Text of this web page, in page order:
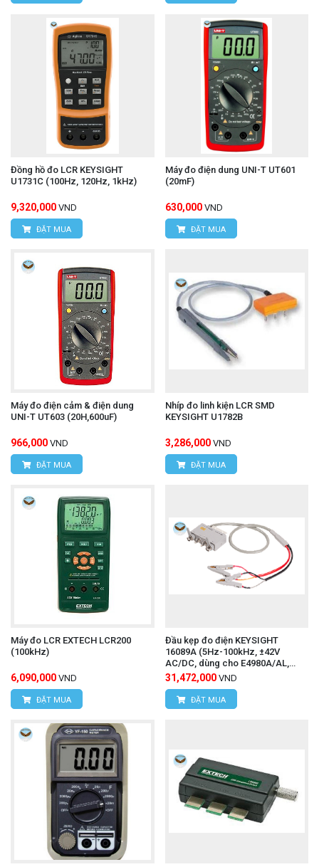
Đồng hồ đo LCR KEYSIGHT
U1731C (100Hz, 120Hz, 1kHz)
9,320,000 VND
ĐẶT MUA
Máy đo điện dung UNI-T UT601
(20mF)
630,000 VND
ĐẶT MUA
Máy đo điện cảm & điện dung
UNI-T UT603 (20H,600uF)
966,000 VND
ĐẶT MUA
Nhíp đo linh kiện LCR SMD
KEYSIGHT U1782B
3,286,000 VND
ĐẶT MUA
Máy đo LCR EXTECH LCR200
(100kHz)
6,090,000 VND
ĐẶT MUA
Đầu kẹp đo điện KEYSIGHT
16089A (5Hz-100kHz, ±42V
AC/DC, dùng cho E4980A/AL,
E4981A, E4990A)
31,472,000 VND
ĐẶT MUA